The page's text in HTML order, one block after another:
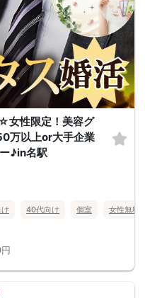
女性限定！美容グ
万以上or大手企業
♪in名駅
40代向け 個室 女性無料